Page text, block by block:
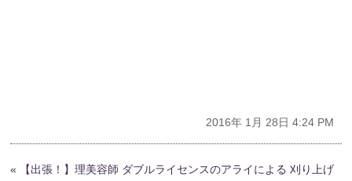
2016年 1月 28日 4:24 PM
«
【出張！】理美容師 ダブルライセンスのアライによる 刈り上げ